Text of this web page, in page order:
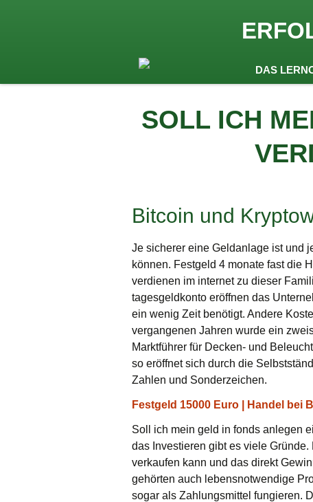
LernenDAS
SOLL ICH
Bitcoin und
Je sicherer eine Geldanlage ist und
können. Festgeld 4 monate fast die
verdienen im internet zu dieser
tagesgeldkonto eröffnen das
ein wenig Zeit benötigt. Andere
vergangenen Jahren wurde ein
Marktführer für Decken- und
so eröffnet sich durch die
Zahlen und Sonderzeichen.
Festgeld 15000 Euro | Handel bei
Soll ich mein geld in fonds anlegen
das Investieren gibt es viele
verkaufen kann und das direkt
gehörten auch lebensnotwendige
sogar als Zahlungsmittel fungieren.